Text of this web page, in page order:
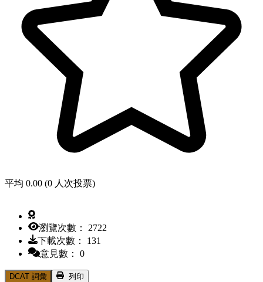
平均 0.00 (0 人次投票)
瀏覽次數： 2722
下載次數： 131
意見數： 0
DCAT 詞彙
列印